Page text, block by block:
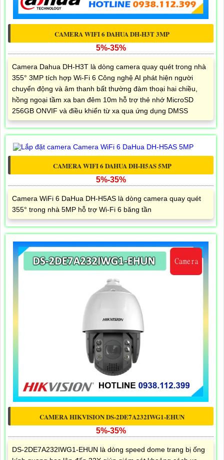
CAMERA WIFI 6 DAHUA DH-H3T 3MP
5%-35%
Camera Dahua DH-H3T là dòng camera quay quét trong nhà
355° 3MP tích hợp Wi-Fi 6 Công nghệ AI phát hiện người
chuyển động và âm thanh bất thường đàm thoại hai chiều,
hồng ngoại tầm xa ban đêm 10m hỗ trợ thẻ nhớ MicroSD
256GB ONVIF và điều khiển từ xa qua ứng dụng DMSS
CAMERA WIFI 6 DAHUA DH-H5AS 5MP
5%-35%
Camera WiFi 6 DaHua DH-H5AS là dòng camera quay quét
355° trong nhà 5MP hỗ trợ Wi-Fi 6 băng tần
CAMERA HIKVISION DS-2DE7A232IWG1-EHUN
5%-35%
DS-2DE7A232IWG1-EHUN là dòng speed dome trang bị ống